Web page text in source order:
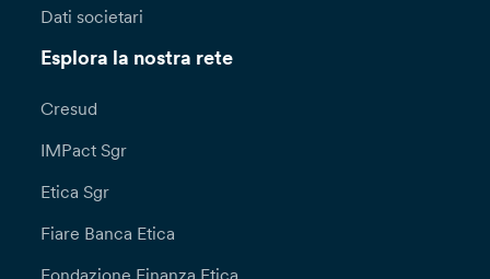
Dati societari
Esplora la nostra rete
Cresud
IMPact Sgr
Etica Sgr
Fiare Banca Etica
Fondazione Finanza Etica